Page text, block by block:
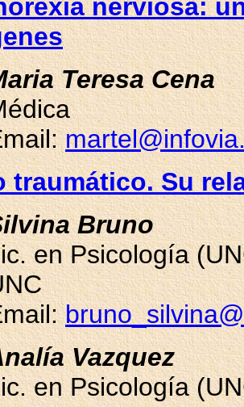
nerviosa:
Teresa Cena
traumático. Su
Bruno
en Psicología
Vazquez
en Psicología